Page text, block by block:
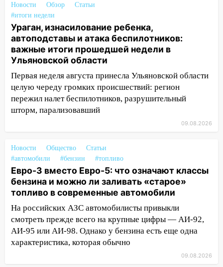
измениться: гороскоп на 9 августа —
три знака получат шанс, который нельзя
упустить
08.08.2026
20:10 Во время урагана в Ульяновске на
Волге перевернулась лодка
19:55 В Ульяновске упавшее дерево
заблокировало в машине двух женщин
готов, ещё два — почти завершены
17:00 «Ульяновскалипсис»: последствия
урагана 8 августа
16:38 Прогноз погоды в Ульяновской
16:34 Из-за мощной непогоды в
Ульяновске отменили фестиваль «Наше
время»
Мелекесский район первым в
Новости Обзор
Статьи
#итоги недели
Ураган, изнасилование ребенка,
автоподставы и атака беспилотников:
важные итоги прошедшей недели в
Ульяновской области
Первая неделя августа принесла Ульяновской области
целую череду громких происшествий: регион
пережил налет беспилотников, разрушительный
шторм, парализовавший
09.08.2026
Новости Общество
Статьи
#автомобили
#бензин #топливо
Евро-3 вместо Евро-5: что означают классы
бензина и можно ли заливать «старое»
топливо в современные автомобили
На российских АЗС автомобилисты привыкли
смотреть прежде всего на крупные цифры — АИ-92,
АИ-95 или АИ-98. Однако у бензина есть еще одна
характеристика, которая обычно
09.08.2026